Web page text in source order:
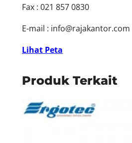
Fax : 021 857 0830
E-mail : info@rajakantor.com
Lihat Peta
Produk Terkait